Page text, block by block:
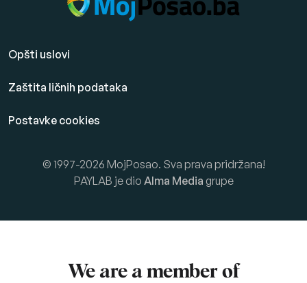
Opšti uslovi
Zaštita ličnih podataka
Postavke cookies
© 1997-2026 MojPosao. Sva prava pridržana!
PAYLAB je dio Alma Media grupe
We are a member of